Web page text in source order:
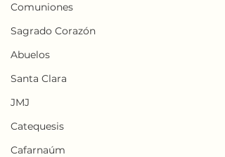
Comuniones
Sagrado Corazón
Abuelos
Santa Clara
JMJ
Catequesis
Cafarnaúm